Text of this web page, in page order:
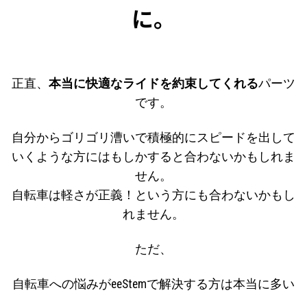
に。
正直、 本当に快適なライドを約束してくれるパーツ
です。
自分からゴリゴリ漕いで積極的にスピードを出して
いくような方にはもしかすると合わないかもしれま
せん。
自転車は軽さが正義！という方にも合わないかもし
れません。
ただ、
自転車への悩みがeeStemで解決する方は本当に多い